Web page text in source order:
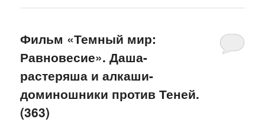
Фильм «Темный мир:
Равновесие». Даша-
растеряша и алкаши-
доминошники против Теней.
(363)